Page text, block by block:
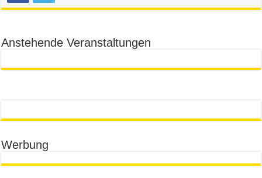
Anstehende Veranstaltungen
Werbung